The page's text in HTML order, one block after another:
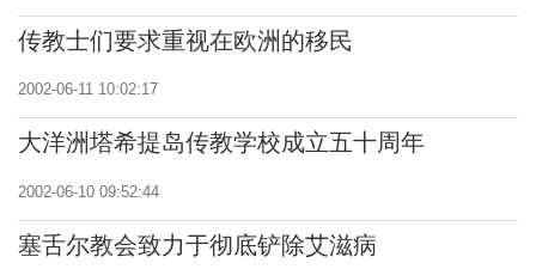
传教士们要求重视在欧洲的移民
2002-06-11 10:02:17
大洋洲塔希提岛传教学校成立五十周年
2002-06-10 09:52:44
塞舌尔教会致力于彻底铲除艾滋病